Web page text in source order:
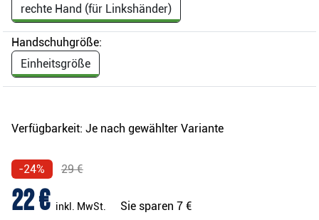
rechte Hand (für Linkshänder)
Handschuhgröße:
Einheitsgröße
Verfügbarkeit: Je nach gewählter Variante
-24% 29 €
22 € inkl. MwSt. Sie sparen 7 €